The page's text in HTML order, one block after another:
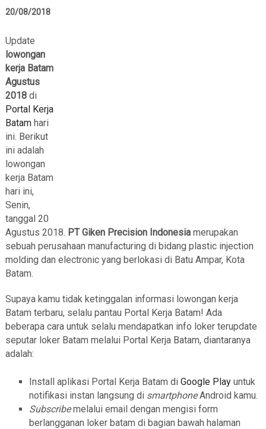
20/08/2018
Update
lowongan
kerja Batam
Agustus
2018di
Portal Kerja
Batamhari
ini. Berikut
ini adalah
lowongan
kerja Batam
hari ini,
Senin,
tanggal 20
Agustus 2018. PT Giken Precision Indonesiamerupakan
sebuah perusahaan manufacturing di bidang plastic injection
molding dan electronic yang berlokasi di Batu Ampar, Kota
Batam.
Supaya kamu tidak ketinggalan informasi lowongan kerja
Batam terbaru, selalu pantau Portal Kerja Batam! Ada
beberapa cara untuk selalu mendapatkan info loker terupdate
seputar loker Batam melalui Portal Kerja Batam, diantaranya
adalah:
Install aplikasi Portal Kerja Batam di Google Playuntuk
notifikasi instan langsung di smartphoneAndroid kamu.
Subscribemelalui email dengan mengisi form
berlangganan loker batam di bagian bawah halaman